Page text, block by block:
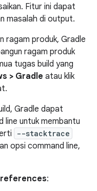
Fitur ini dapat
masalah di output.
ragam produk, Gradle
ragam produk
tugas build yang
> Gradle atau klik
Gradle dapat
line untuk membantu
--stacktrace
opsi command line,
: